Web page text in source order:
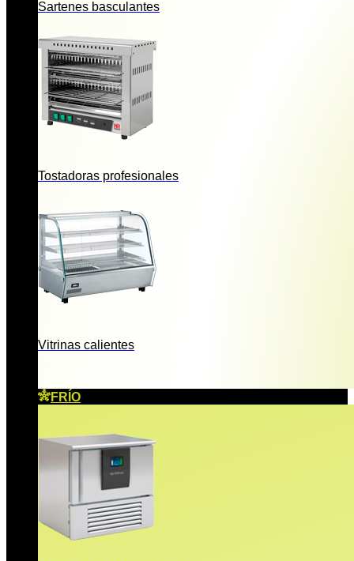
Sartenes basculantes
Tostadoras profesionales
Vitrinas calientes
FRÍO